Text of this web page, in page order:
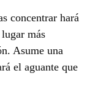
concentrar hará
más
Asume una
el aguante que